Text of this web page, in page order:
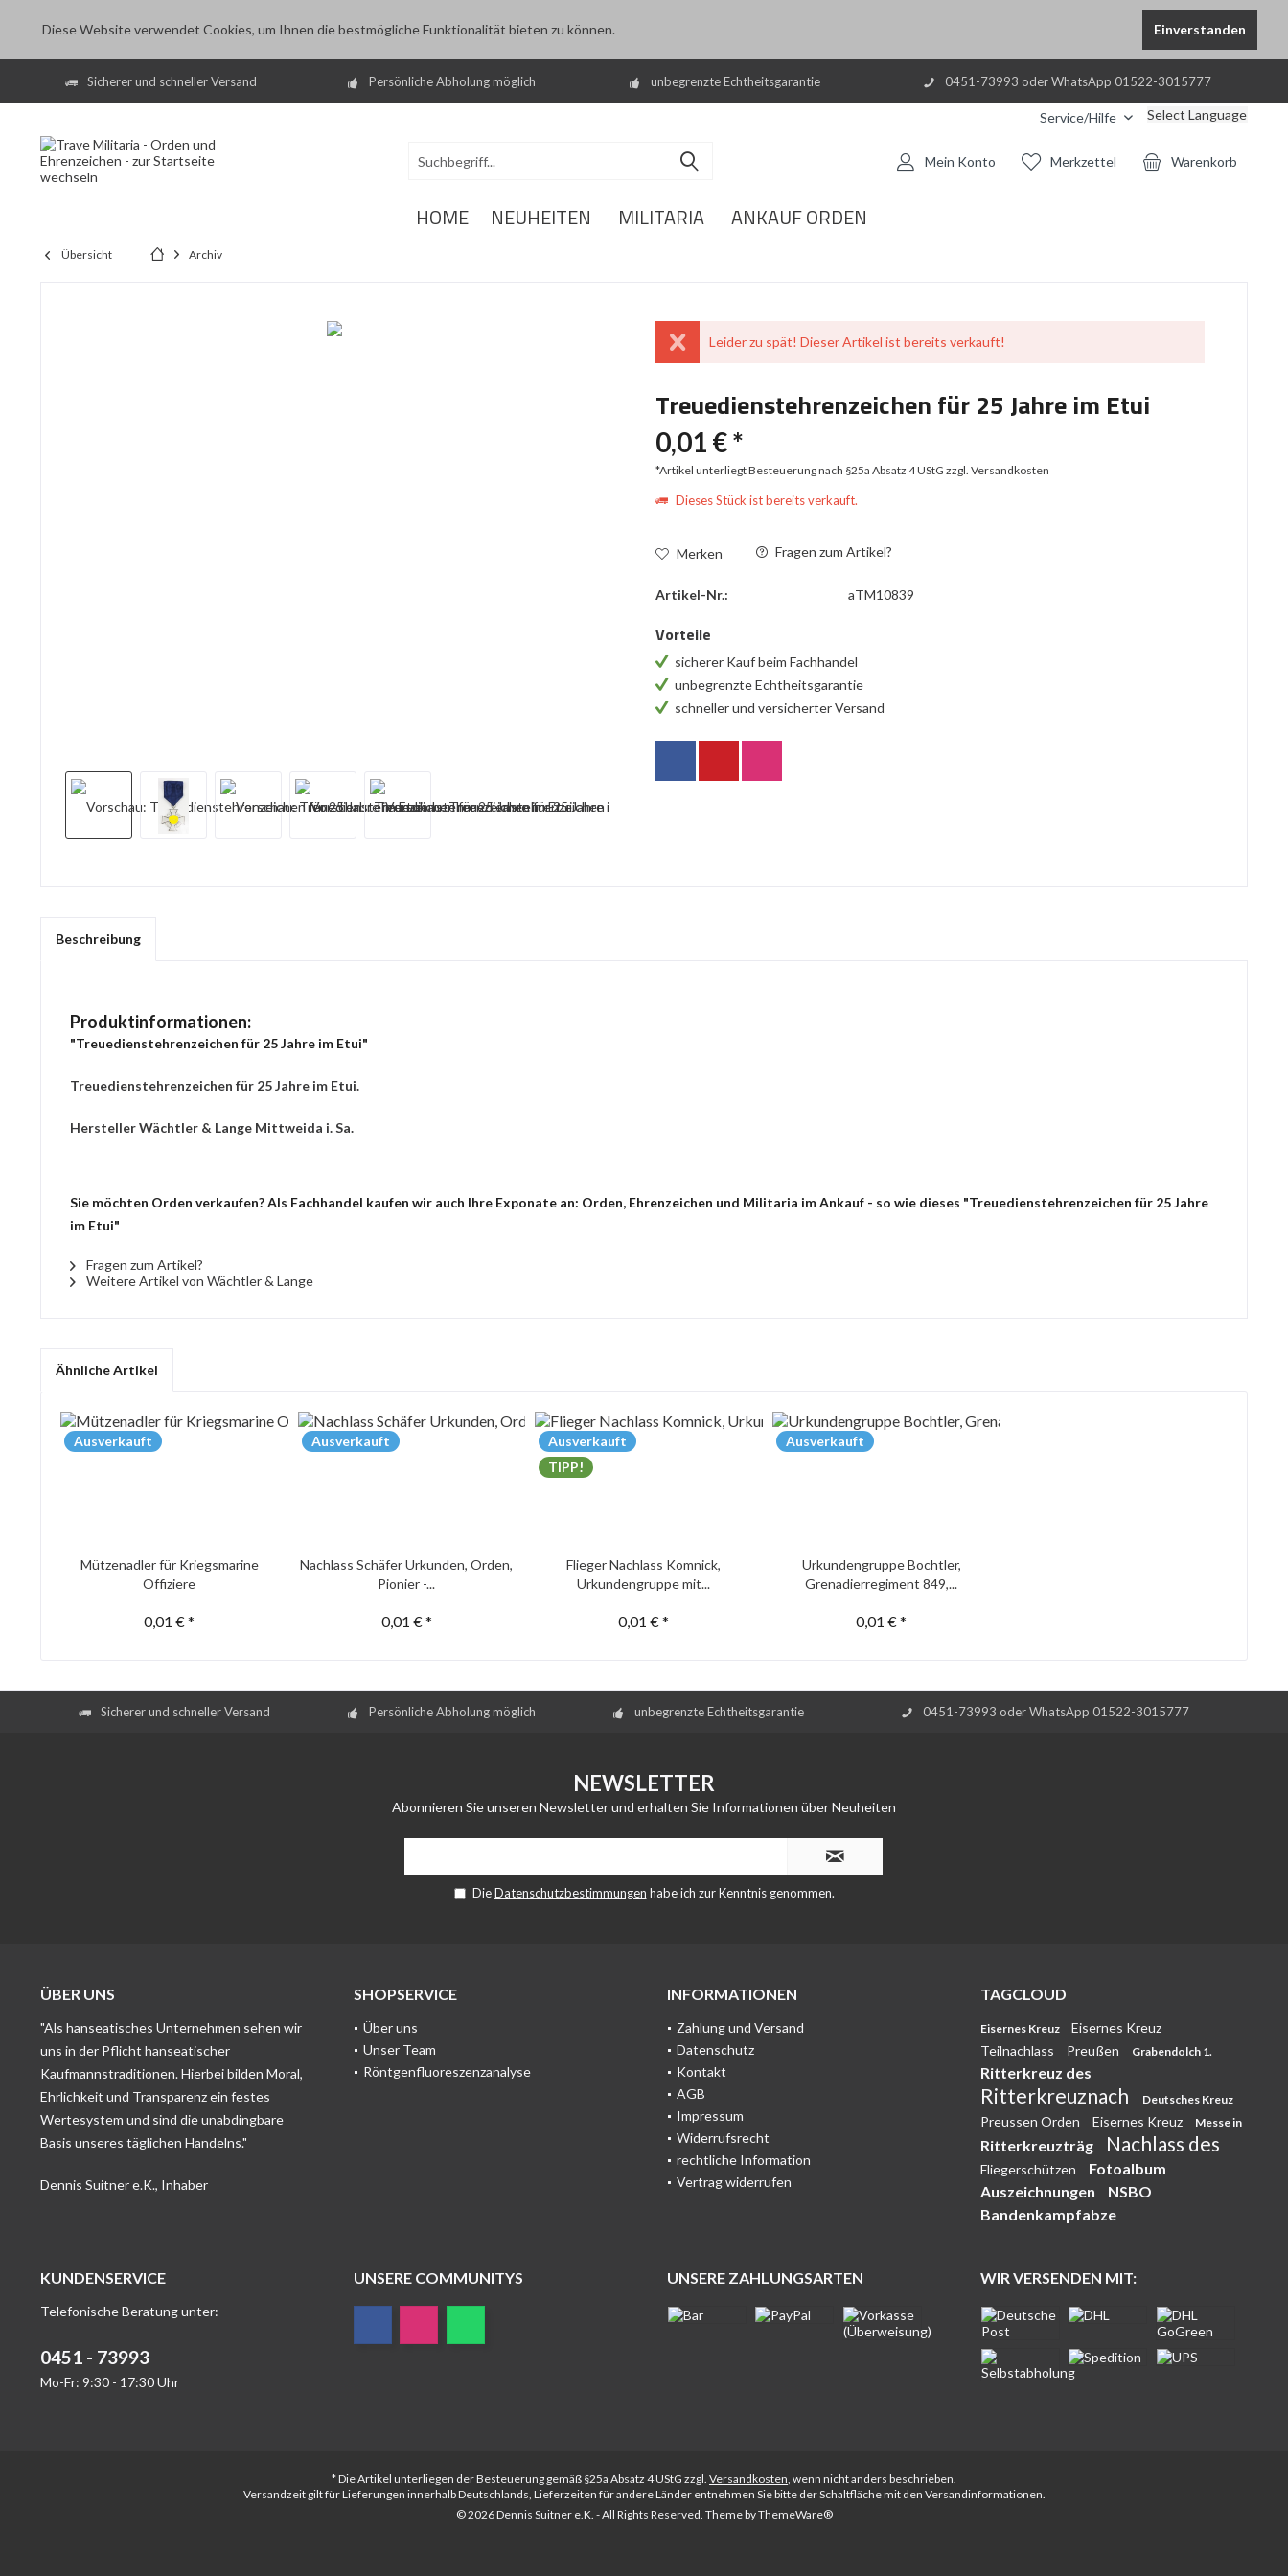
Diese Website verwendet Cookies, um Ihnen die bestmögliche Funktionalität bieten zu können. Einverstanden
Sicherer und schneller Versand Persönliche Abholung möglich unbegrenzte Echtheitsgarantie 0451-73993 oder WhatsApp 01522-3015777
Service/Hilfe Select Language
Warenkorb
Merkzettel
Mein Konto
HOME NEUHEITEN MILITARIA ANKAUF ORDEN
Übersicht Archiv
Leider zu spät! Dieser Artikel ist bereits verkauft!
Treuedienstehrenzeichen für 25 Jahre im Etui
0,01 € *
*Artikel unterliegt Besteuerung nach §25a Absatz 4 UStGzzgl. Versandkosten
Dieses Stück ist bereits verkauft.
Merken Fragen zum Artikel?
Artikel-Nr.: aTM10839
Vorteile
sicherer Kauf beim Fachhandel
unbegrenzte Echtheitsgarantie
schneller und versicherter Versand
Beschreibung
Produktinformationen:
"Treuedienstehrenzeichen für 25 Jahre im Etui"
Treuedienstehrenzeichen für 25 Jahre im Etui.
Hersteller Wächtler & Lange Mittweida i. Sa.
Sie möchten Orden verkaufen? Als Fachhandel kaufen wir auch Ihre Exponate an: Orden, Ehrenzeichen und Militaria im Ankauf - so wie dieses "Treuedienstehrenzeichen für 25 Jahre
im Etui"
Fragen zum Artikel?
Weitere Artikel von Wächtler & Lange
Ähnliche Artikel
Ausverkauft
Mützenadler für Kriegsmarine
Offiziere
0,01 € *
Ausverkauft
Nachlass Schäfer Urkunden, Orden,
Pionier -...
0,01 € *
Ausverkauft
TIPP!
Flieger Nachlass Komnick,
Urkundengruppe mit...
0,01 € *
Ausverkauft
Urkundengruppe Bochtler,
Grenadierregiment 849,...
0,01 € *
Sicherer und schneller Versand Persönliche Abholung möglich unbegrenzte Echtheitsgarantie 0451-73993 oder WhatsApp 01522-3015777
NEWSLETTER
Abonnieren Sie unseren Newsletter und erhalten Sie Informationen über Neuheiten
DieDatenschutzbestimmungen habe ich zur Kenntnis genommen.
ÜBER UNS
"Als hanseatisches Unternehmen sehen wir
uns in der Pflicht hanseatischer
Kaufmannstraditionen. Hierbei bilden Moral,
Ehrlichkeit und Transparenz ein festes
Wertesystem und sind die unabdingbare
Basis unseres täglichen Handelns."
Dennis Suitner e.K., Inhaber
SHOPSERVICE
Über uns
Unser Team
Röntgenfluoreszenzanalyse
INFORMATIONEN
Zahlung und Versand
Datenschutz
Kontakt
AGB
Impressum
Widerrufsrecht
rechtliche Information
Vertrag widerrufen
TAGCLOUD
Eisernes Kreuz
Eisernes Kreuz
Teilnachlass
Preußen Grabendolch 1.
Ritterkreuz des
Ritterkreuznach Deutsches Kreuz
Preussen Orden Eisernes Kreuz Messe in
Ritterkreuzträg Nachlass des
Fliegerschützen
Fotoalbum
Auszeichnungen
NSBO
Bandenkampfabze
KUNDENSERVICE
Telefonische Beratung unter:
0451 - 73993
Mo-Fr: 9:30 - 17:30 Uhr
UNSERE COMMUNITYS UNSERE ZAHLUNGSARTEN WIR VERSENDEN MIT:
* Die Artikel unterliegen der Besteuerung gemäß §25a Absatz 4 UStG zzgl. Versandkosten, wenn nicht anders beschrieben.
Versandzeit gilt für Lieferungen innerhalb Deutschlands, Lieferzeiten für andere Länder entnehmen Sie bitte der Schaltfläche mit den Versandinformationen.
© 2026 Dennis Suitner e.K. - All Rights Reserved. Theme byThemeWare®